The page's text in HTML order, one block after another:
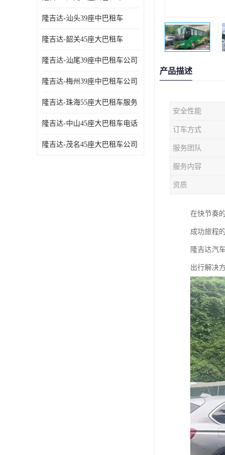
隆吉达-汕头39座中巴租车
隆吉达-韶关45座大巴租车
隆吉达-汕尾39座中巴租车公司
隆吉达-梅州39座中巴租车公司
隆吉达-珠海55座大巴租车服务
隆吉达-中山45座大巴租车电话
隆吉达-茂名45座大巴租车公司
产品描述
安全性能
订车方式
服务团队
服务内容
资质
在快节奏
成功旅程
隆吉达汽
出行解决方